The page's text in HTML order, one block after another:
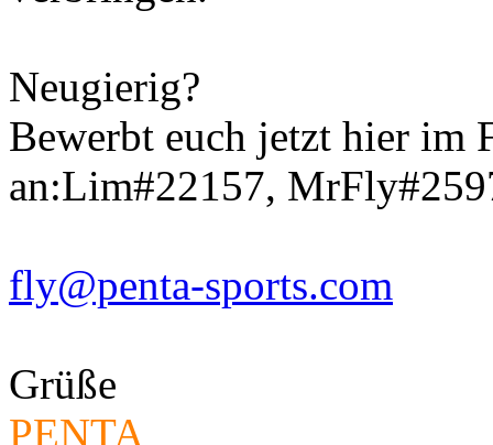
Neugierig?
Bewerbt euch jetzt hier im
an:Lim#22157,
fly@penta-sports.com
Grüße
PENTA